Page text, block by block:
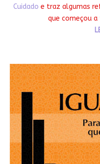
Cuidado e traz algumas
que começou a